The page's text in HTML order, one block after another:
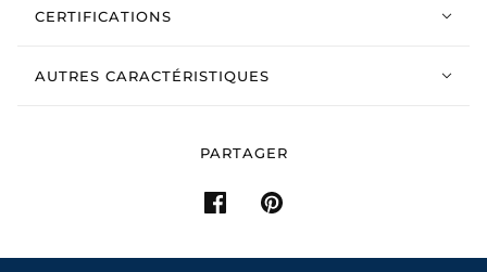
CERTIFICATIONS
AUTRES CARACTÉRISTIQUES
PARTAGER